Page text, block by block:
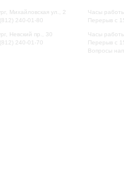
Михайловская ул., 2
240-01-80
Невский пр., 30
240-01-70
Часы
Перерыв с
Часы
Перерыв с
Вопросы